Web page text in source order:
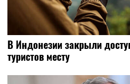
В Индонезии закрыли
туристов месту